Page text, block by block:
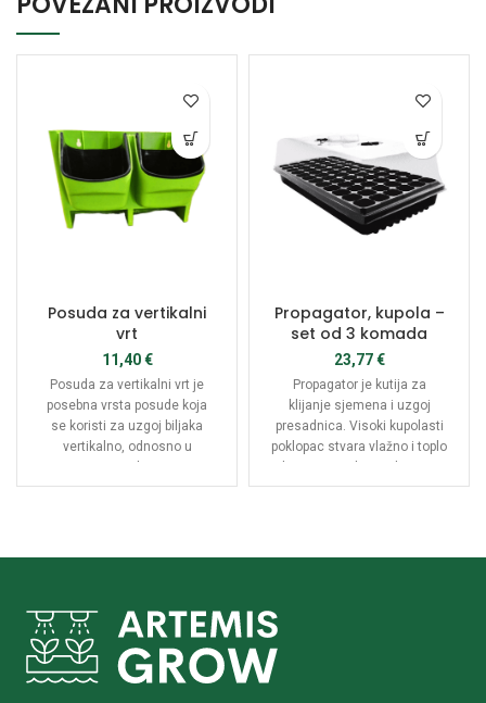
Posuda za vertikalni
vrt
11,40€
Posuda za vertikalni vrt je
posebna vrsta posude koja
se koristi za uzgoj biljaka
vertikalno, odnosno u
uspravnom položaju. Ove
posude su idealne za uzgoj
Propagator, kupola –
set od 3 komada
23,77€
Propagator je kutija za
klijanje sjemena i uzgoj
presadnica. Visoki kupolasti
poklopac stvara vlažno i toplo
okruženje za brz i zdrav rast
biljaka. Sastoji se od kupole i